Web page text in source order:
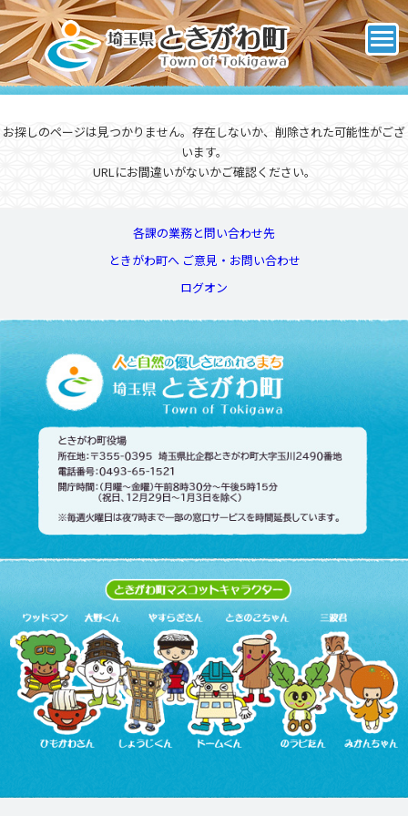
お探しのページは見つかりません。存在しないか、削除された可能性がござ
います。
URLにお間違いがないかご確認ください。
各課の業務と問い合わせ先
ときがわ町へ ご意見・お問い合わせ
ログオン